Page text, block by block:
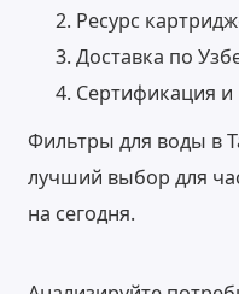
Ресурс
Доставка по
Сертификация и
Фильтры для воды в
лучший выбор для
на сегодня.